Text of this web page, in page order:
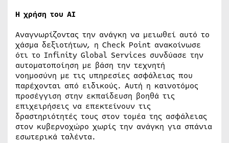
Η χρήση του AI
Αναγνωρίζοντας την ανάγκη να μειωθεί αυτό το
χάσμα δεξιοτήτων, η Check Point ανακοίνωσε
ότι το Infinity Global Services συνδύασε την
αυτοματοποίηση με βάση την τεχνητή
νοημοσύνη με τις υπηρεσίες ασφάλειας που
παρέχονται από ειδικούς. Αυτή η καινοτόμος
προσέγγιση στην εκπαίδευση βοηθά τις
επιχειρήσεις να επεκτείνουν τις
δραστηριότητές τους στον τομέα της ασφάλειας
στον κυβερνοχώρο χωρίς την ανάγκη για σπάνια
εσωτερικά ταλέντα.